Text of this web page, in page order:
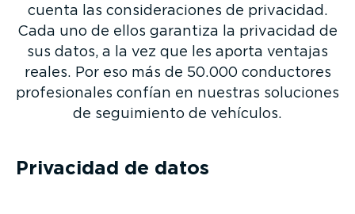
cuenta las consi­de­ra­ciones de privacidad.
Cada uno de ellos garantiza la privacidad de
sus datos, a la vez que les aporta ventajas
reales. Por eso más de 50.000 conductores
profe­sio­nales confían en nuestras soluciones
de seguimiento de vehículos.
Privacidad de datos